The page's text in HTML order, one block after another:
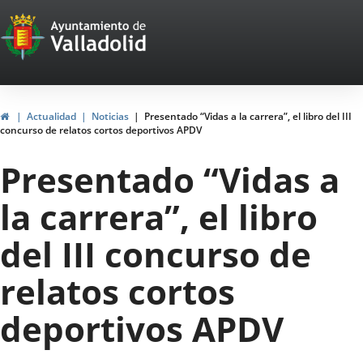
Portal
Web
del
Ayuntamiento
de
Valladolid
HomeActualidad Noticias
Presentado “Vidas a la carrera”, el libro del III
concurso de relatos cortos deportivos APDV
Presentado “Vidas a
la carrera”, el libro
del III concurso de
relatos cortos
deportivos APDV